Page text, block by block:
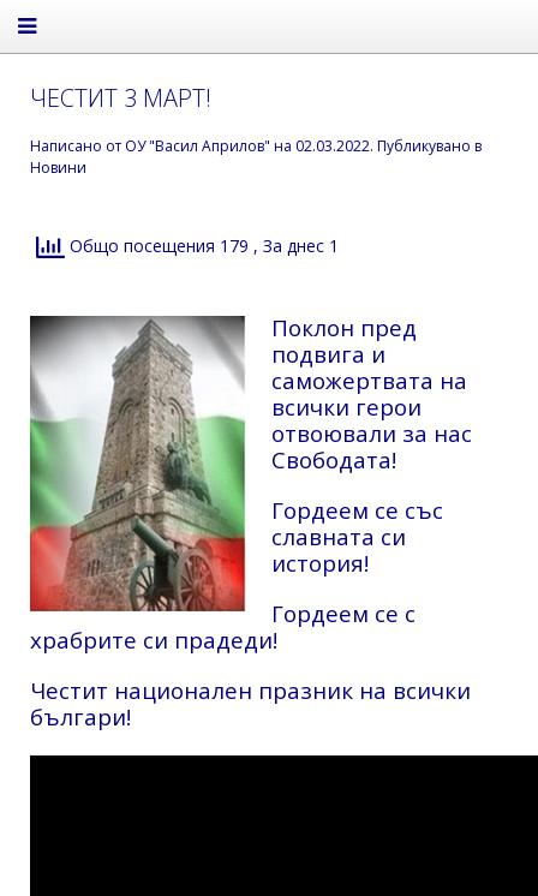
ЧЕСТИТ 3 МАРТ!
Написано от ОУ "Васил Априлов" на 02.03.2022. Публикувано в
Новини
Общо посещения 179 , За днес 1
Поклон пред
подвига и
саможертвата на
всички герои
отвоювали за нас
Свободата!
Гордеем се със
славната си
история!
Гордеем се с
храбрите си прадеди!
Честит национален празник на всички
българи!